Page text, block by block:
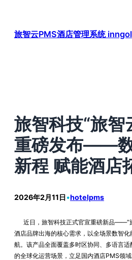
旅智云PMS酒店管理系统 inngol
旅智科技“旅智
重磅发布——
新程 赋能酒店
2026年2月11日•hotelpms
近日，旅智科技正式官宣重磅新品——“
酒店品牌出海的核心需求，以全场景数智
航。该产品全面覆盖多时区协同、多语言
的全球化运营场景，立足国内酒店PMS领